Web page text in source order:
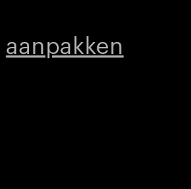
aanpakken